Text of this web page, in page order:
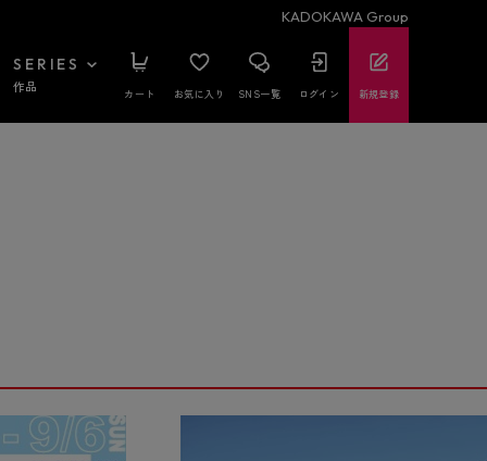
KADOKAWA Group
SERIES
作品 カート お気に入り SNS一覧 ログイン 新規登録